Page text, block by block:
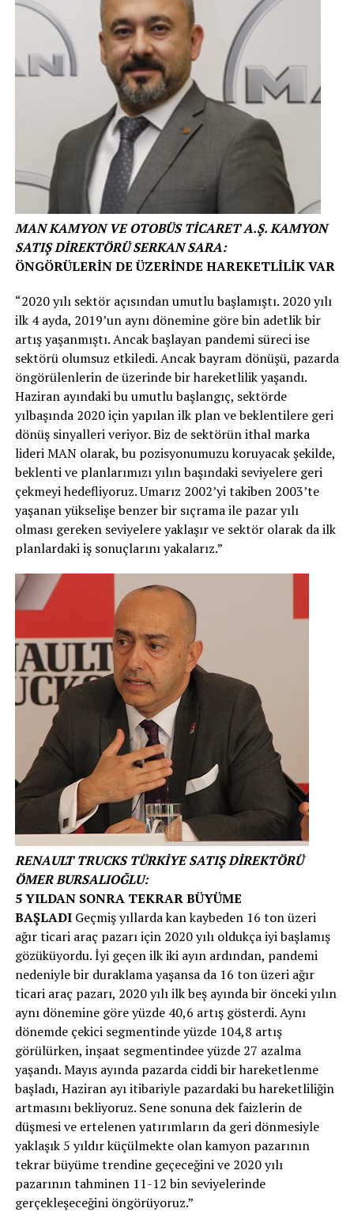
MAN KAMYON VE OTOBÜS TİCARET A.Ş. KAMYON
SATIŞ DİREKTÖRÜ SERKAN SARA:
ÖNGÖRÜLERİN DE ÜZERİNDE HAREKETLİLİK VAR
“2020 yılı sektör açısından umutlu başlamıştı. 2020 yılı
ilk 4 ayda, 2019’un aynı dönemine göre bin adetlik bir
artış yaşanmıştı. Ancak başlayan pandemi süreci ise
sektörü olumsuz etkiledi. Ancak bayram dönüşü, pazarda
öngörülenlerin de üzerinde bir hareketlilik yaşandı.
Haziran ayındaki bu umutlu başlangıç, sektörde
yılbaşında 2020 için yapılan ilk plan ve beklentilere geri
dönüş sinyalleri veriyor. Biz de sektörün ithal marka
lideri MAN olarak, bu pozisyonumuzu koruyacak şekilde,
beklenti ve planlarımızı yılın başındaki seviyelere geri
çekmeyi hedefliyoruz. Umarız 2002’yi takiben 2003’te
yaşanan yükselişe benzer bir sıçrama ile pazar yılı
olması gereken seviyelere yaklaşır ve sektör olarak da ilk
planlardaki iş sonuçlarını yakalarız.”
RENAULT TRUCKS TÜRKİYE SATIŞ DİREKTÖRÜ
ÖMER BURSALIOĞLU:
5 YILDAN SONRA TEKRAR BÜYÜME
BAŞLADIGeçmiş yıllarda kan kaybeden 16 ton üzeri
ağır ticari araç pazarı için 2020 yılı oldukça iyi başlamış
gözüküyordu. İyi geçen ilk iki ayın ardından, pandemi
nedeniyle bir duraklama yaşansa da 16 ton üzeri ağır
ticari araç pazarı, 2020 yılı ilk beş ayında bir önceki yılın
aynı dönemine göre yüzde 40,6 artış gösterdi. Aynı
dönemde çekici segmentinde yüzde 104,8 artış
görülürken, inşaat segmentindee yüzde 27 azalma
yaşandı. Mayıs ayında pazarda ciddi bir hareketlenme
başladı, Haziran ayı itibariyle pazardaki bu hareketliliğin
artmasını bekliyoruz. Sene sonuna dek faizlerin de
düşmesi ve ertelenen yatırımların da geri dönmesiyle
yaklaşık 5 yıldır küçülmekte olan kamyon pazarının
tekrar büyüme trendine geçeceğini ve 2020 yılı
pazarının tahminen 11-12 bin seviyelerinde
gerçekleşeceğini öngörüyoruz.”